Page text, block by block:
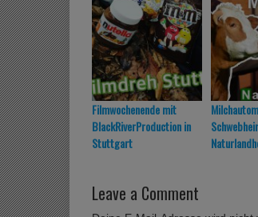
Filmwochenende mit
BlackRiverProduction in
Stuttgart
Leave a Comment